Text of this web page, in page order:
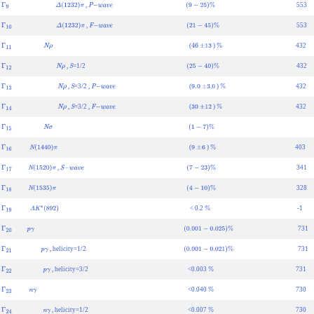
Γ 9 Δ(1232)π
,
P wave (9 25)%
553
Γ 10 Δ(1232)π
,
F wave (21 45)%
553
Γ 11 Nρ
(
46 ±13
)
%
432
Γ 12 Nρ
,
S
=1/2
(25 40)%
432
Γ 13 Nρ
,
S
=3/2 ,
P wave
(
9.0 ±3.0
)
%
432
Γ 14 Nρ
,
S
=3/2 ,
F wave
(
30 ±12
)
%
432
Γ 15 N σ (1 %
Γ 16 N (1440)π
(
9 ±6
)
%
403
Γ 17 N (1520)π
,
S− wave ( 7 23)%
341
Γ 18 N (1535)π ( 4− 10)%
328
Γ 19 ΛK ∗(892
< 0.2
%
-1
Γ 20 p γ (0.001 0.025)%
731
Γ 21 p γ
, helicity=1/2
(0.001 0.021)%
731
Γ 22 p γ
, helicity=3/2 <0.003
%
731
Γ 23 nγ
<0.040
%
730
, helicity=1/2 <0.007 730